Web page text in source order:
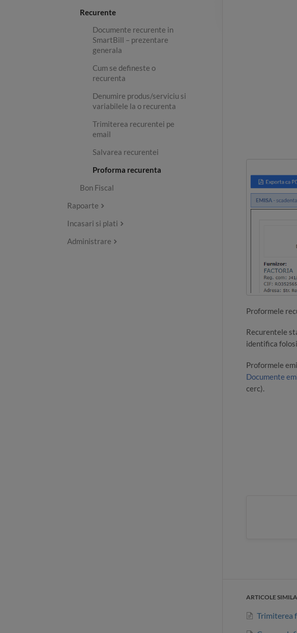
Proformele
Recurentele
identifica
Proformele
Documente
cerc).
ARTICOLE
Trimiterea
Recurente
Documente recurente in
SmartBill – prezentare
generala
Cum se defineste o
recurenta
Denumire produs/serviciu si
variabilele la o recurenta
Trimiterea recurentei pe
email
Salvarea recurentei
Proforma recurenta
Bon Fiscal
Rapoarte
Incasari si plati
Administrare